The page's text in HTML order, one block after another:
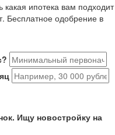
какая ипотека вам подходит
Бесплатное одобрение в
Ищу новостройку на